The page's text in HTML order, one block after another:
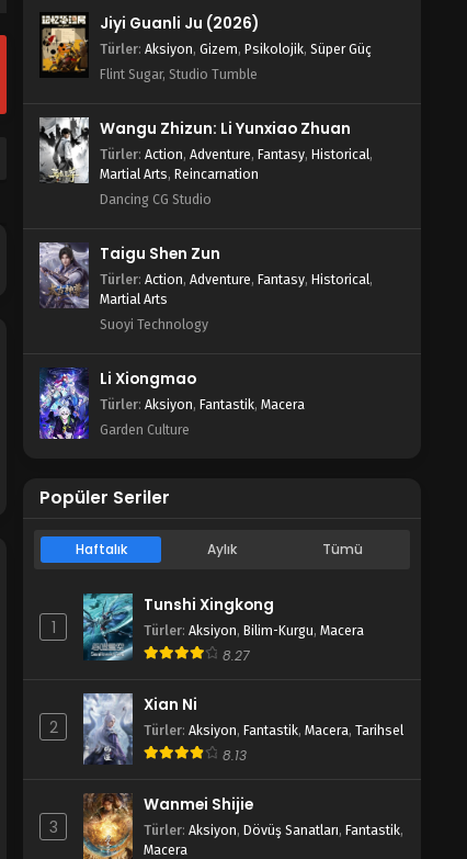
Ekim 14, 2021
Mo Dao Zu Shi 1.Sezon 1.Bölüm
Ekim 14, 2021
Jiyi Guanli Ju (2026)
Türler: Aksiyon, Gizem, Psikolojik, Süper Güç
Flint Sugar, Studio Tumble
Wangu Zhizun: Li Yunxiao Zhuan
Türler: Action, Adventure, Fantasy, Historical,
Martial Arts, Reincarnation
Dancing CG Studio
Taigu Shen Zun
Türler: Action, Adventure, Fantasy, Historical,
Martial Arts
Suoyi Technology
Li Xiongmao
Türler: Aksiyon, Fantastik, Macera
Garden Culture
Popüler Seriler
Haftalık Aylık Tümü
1
Tunshi Xingkong
Türler: Aksiyon, Bilim-Kurgu, Macera
8.27
2
Xian Ni
Türler: Aksiyon, Fantastik, Macera, Tarihsel
8.13
3
Wanmei Shijie
Türler: Aksiyon, Dövüş Sanatları, Fantastik,
Macera